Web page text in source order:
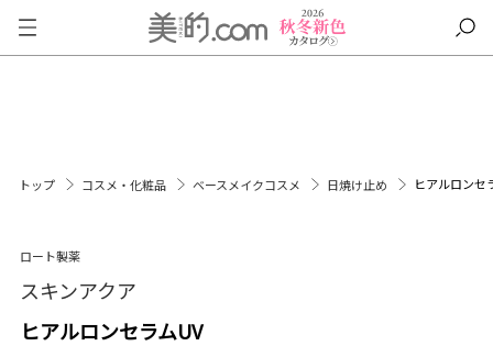
トップ コスメ・化粧品 ベースメイクコスメ 日焼け止め ヒアルロンセ
ロート製薬
スキンアクア
ヒアルロンセラムUV